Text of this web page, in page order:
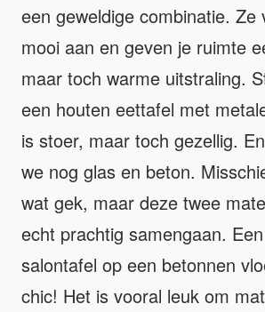
een geweldige combinatie. Ze
mooi aan en geven je ruimte
maar toch warme uitstraling.
een houten eettafel met
is stoer, maar toch gezellig.
we nog glas en beton.
wat gek, maar deze twee
echt prachtig samengaan.
salontafel op een betonnen
chic! Het is vooral leuk om